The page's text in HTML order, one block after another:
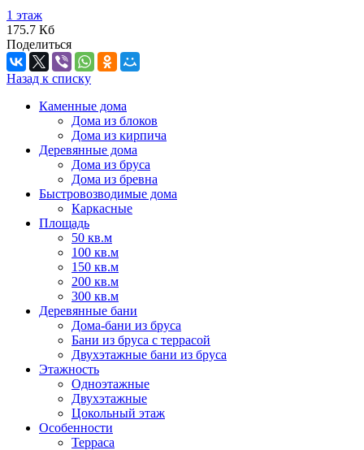
1 этаж
175.7 Кб
Поделиться
Назад к списку
Каменные дома
Дома из блоков
Дома из кирпича
Деревянные дома
Дома из бруса
Дома из бревна
Быстровозводимые дома
Каркасные
Площадь
50 кв.м
100 кв.м
150 кв.м
200 кв.м
300 кв.м
Деревянные бани
Дома-бани из бруса
Бани из бруса с террасой
Двухэтажные бани из бруса
Этажность
Одноэтажные
Двухэтажные
Цокольный этаж
Особенности
Терраса